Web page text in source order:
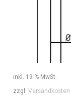
inkl. 19 % MwSt.
zzgl.Versandkosten